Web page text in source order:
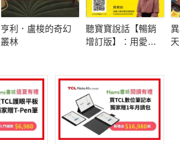
亨利．盧梭的奇幻
叢林
聽寶寶說話【暢銷
增訂版】：用愛塑